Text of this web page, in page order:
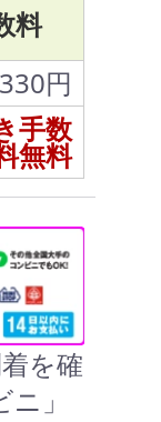
料
330円
手数
無料
を確
」